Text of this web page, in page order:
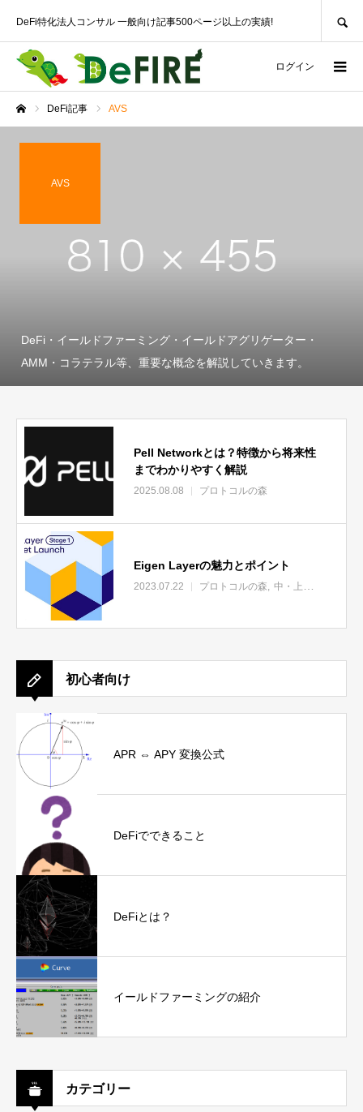
DeFi特化法人コンサル 一般向け記事500ページ以上の実績!
ログイン
DeFi記事 AVS
AVS
DeFi・イールドファーミング・イールドアグリゲーター・
AMM・コラテラル等、重要な概念を解説していきます。
Pell Networkとは？特徴から将来性
までわかりやすく解説
2025.08.08 プロトコルの森
Eigen Layerの魅力とポイント
2023.07.22 プロトコルの森 中・上級者向け
初心者向け
APR ⇔ APY 変換公式
DeFiでできること
DeFiとは？
イールドファーミングの紹介
カテゴリー